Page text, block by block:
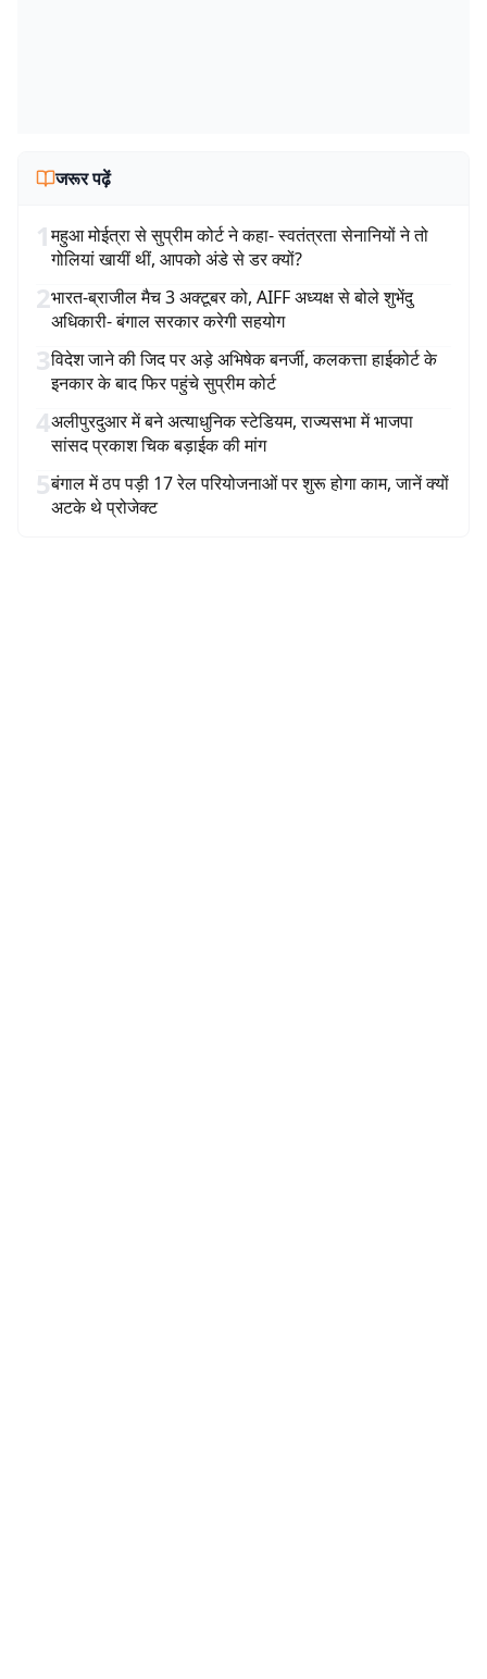
जरूर पढ़ें
1महुआ मोईत्रा से सुप्रीम कोर्ट ने कहा- स्वतंत्रता सेनानियों ने तो
गोलियां खायीं थीं, आपको अंडे से डर क्यों?
2भारत-ब्राजील मैच 3 अक्टूबर को, AIFF अध्यक्ष से बोले शुभेंदु
अधिकारी- बंगाल सरकार करेगी सहयोग
3विदेश जाने की जिद पर अड़े अभिषेक बनर्जी, कलकत्ता हाईकोर्ट के
इनकार के बाद फिर पहुंचे सुप्रीम कोर्ट
4अलीपुरदुआर में बने अत्याधुनिक स्टेडियम, राज्यसभा में भाजपा
सांसद प्रकाश चिक बड़ाईक की मांग
5बंगाल में ठप पड़ी 17 रेल परियोजनाओं पर शुरू होगा काम, जानें क्यों
अटके थे प्रोजेक्ट